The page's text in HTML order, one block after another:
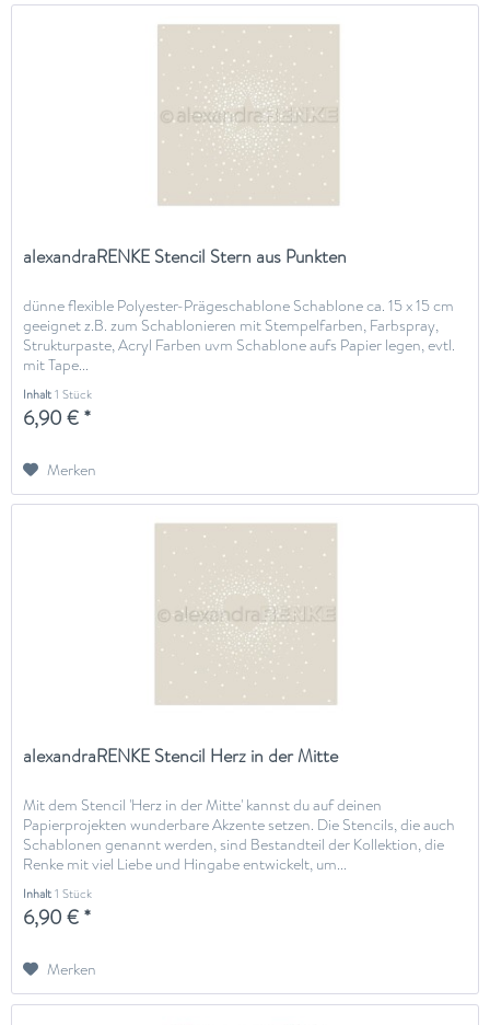
alexandraRENKE Stencil Stern aus Punkten
dünne flexible Polyester-Prägeschablone Schablone ca. 15 x 15 cm
geeignet z.B. zum Schablonieren mit Stempelfarben, Farbspray,
Strukturpaste, Acryl Farben uvm Schablone aufs Papier legen, evtl.
mit Tape...
Inhalt1 Stück
6,90 € *
Merken
alexandraRENKE Stencil Herz in der Mitte
Mit dem Stencil 'Herz in der Mitte' kannst du auf deinen
Papierprojekten wunderbare Akzente setzen. Die Stencils, die auch
Schablonen genannt werden, sind Bestandteil der Kollektion, die
Renke mit viel Liebe und Hingabe entwickelt, um...
Inhalt1 Stück
6,90 € *
Merken